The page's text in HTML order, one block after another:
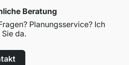
Beratung
Planungsservice? Ich
da.